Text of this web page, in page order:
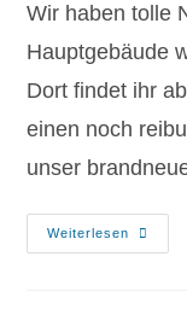
Wir haben tolle
Hauptgebäude
Dort findet ihr
einen noch
unser
Weiterlesen